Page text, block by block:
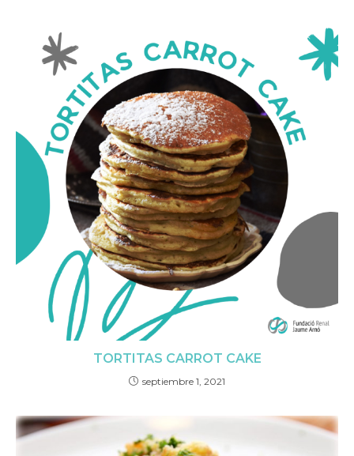
TORTITAS CARROT CAKE
septiembre 1, 2021